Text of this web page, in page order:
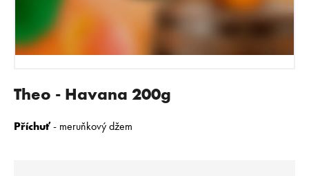
Theo - Havana 200g
Příchuť- meruňkový džem
A
J
T